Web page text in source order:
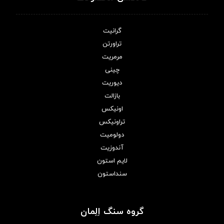
گرانیت
تراورتن
مرمریت
چینی
دیوریت
بازالت
اونیکس
تراونیکس
دولومیت
آندوزیت
لایم استون
سنداستون
گروه سنگ اِلِمان